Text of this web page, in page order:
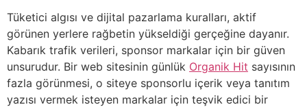
Tüketici algısı ve dijital pazarlama kuralları, aktif
görünen yerlere rağbetin yükseldiği gerçeğine dayanır.
Kabarık trafik verileri, sponsor markalar için bir güven
unsurudur. Bir web sitesinin günlük Organik Hit sayısının
fazla görünmesi, o siteye sponsorlu içerik veya tanıtım
yazısı vermek isteyen markalar için teşvik edici bir